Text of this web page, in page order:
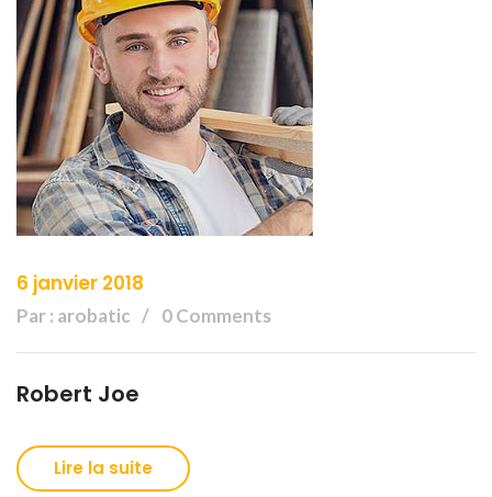
6 janvier 2018
Par : arobatic 0 Comments
Robert Joe
Lire la suite